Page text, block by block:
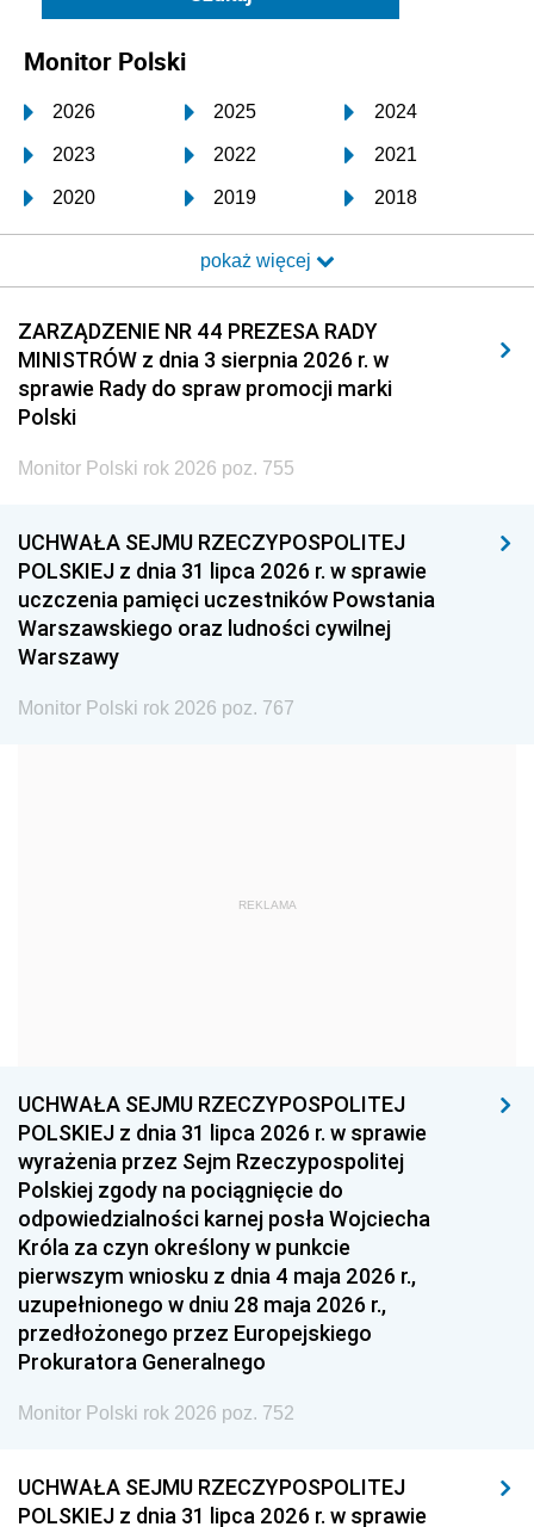
Monitor Polski
2026 2025 2024
2023 2022 2021
2020 2019 2018
2017 2016 2015
2014 2013 2012
2011 2010 2009
2008 2007 2006
2005
1996 1995 1994
1993 1992 1991
1990 1989 1988
1987
1984 1983
1957 1956 1955
1954 1953 1952
1951 1950
1948 1947 1946
1939 1938 1937
1936 1930
pokaż więcej
ZARZĄDZENIE NR 44 PREZESA RADY
MINISTRÓW z dnia 3 sierpnia 2026 r. w
sprawie Rady do spraw promocji marki
Polski
Monitor Polski rok 2026 poz. 755
UCHWAŁA SEJMU RZECZYPOSPOLITEJ
POLSKIEJ z dnia 31 lipca 2026 r. w sprawie
uczczenia pamięci uczestników Powstania
Warszawskiego oraz ludności cywilnej
Warszawy
Monitor Polski rok 2026 poz. 767
REKLAMA
UCHWAŁA SEJMU RZECZYPOSPOLITEJ
POLSKIEJ z dnia 31 lipca 2026 r. w sprawie
wyrażenia przez Sejm Rzeczypospolitej
Polskiej zgody na pociągnięcie do
odpowiedzialności karnej posła Wojciecha
Króla za czyn określony w punkcie
pierwszym wniosku z dnia 4 maja 2026 r.,
uzupełnionego w dniu 28 maja 2026 r.,
przedłożonego przez Europejskiego
Prokuratora Generalnego
Monitor Polski rok 2026 poz. 752
UCHWAŁA SEJMU RZECZYPOSPOLITEJ
POLSKIEJ z dnia 31 lipca 2026 r. w sprawie